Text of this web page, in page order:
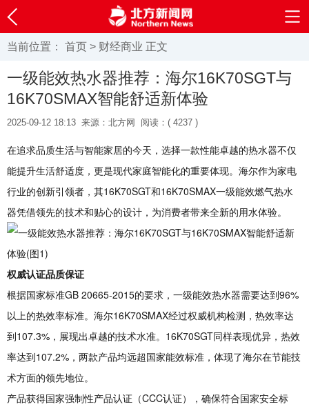
当前位置： 首页 > 财经商业 正文
一级能效热水器推荐：海尔16K70SGT与
16K70SMAX智能舒适新体验
2025-09-12 18:13 来源：北方网 阅读：( 4237 )
在追求品质生活与智能家居的今天，选择一款性能卓越的热水器不仅
能提升生活舒适度，更是现代家庭智能化的重要体现。海尔作为家电
行业的创新引领者，其16K70SGT和16K70SMAX一级能效燃气热水
器凭借领先的技术和贴心的设计，为消费者带来全新的用水体验。
权威认证品质保证
根据国家标准GB 20665-2015的要求，一级能效热水器需要达到96%
以上的热效率标准。海尔16K70SMAX经过权威机构检测，热效率达
到107.3%，展现出卓越的技术水准。16K70SGT同样表现优异，热效
率达到107.2%，两款产品均远超国家能效标准，体现了海尔在节能技
术方面的领先地位。
产品获得国家强制性产品认证（CCC认证），确保符合国家安全标